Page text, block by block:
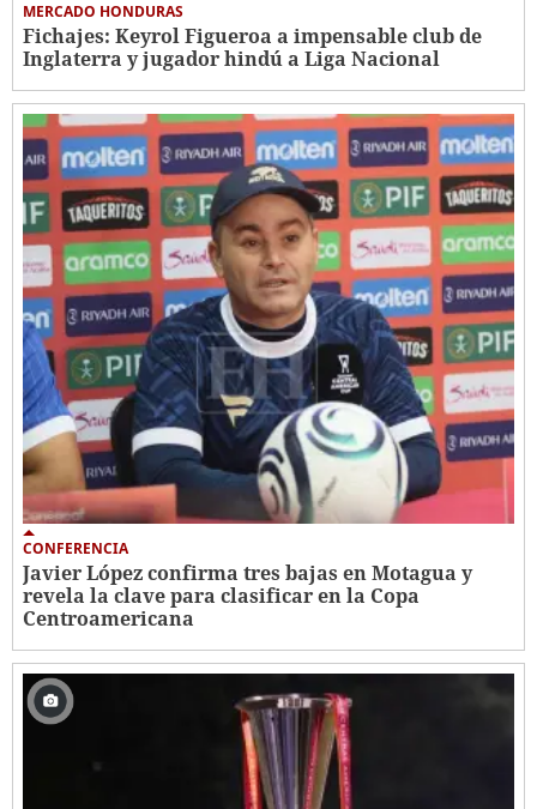
MERCADO HONDURAS
Fichajes: Keyrol Figueroa a impensable club de
Inglaterra y jugador hindú a Liga Nacional
CONFERENCIA
Javier López confirma tres bajas en Motagua y
revela la clave para clasificar en la Copa
Centroamericana